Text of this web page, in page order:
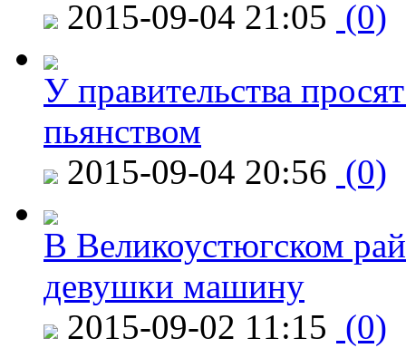
2015-09-04 21:05 (0)
У правительства
пьянством
2015-09-04 20:56 (0)
В Великоустюгском
девушки машину
2015-09-02 11:15 (0)